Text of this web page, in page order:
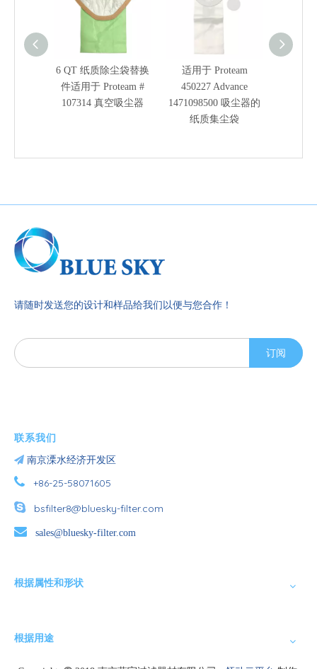
6 QT 纸质除尘袋替换
件适用于 Proteam #
107314 真空吸尘器
适用于 Proteam
450227 Advance
1471098500 吸尘器的
纸质集尘袋
请随时发送您的设计和样品给我们以便与您合作！
订阅
联系我们
 南京溧水经济开发区
 +86-25-58071605

bsfilter8@bluesky-filter.com

sales@bluesky-filter.com
根据属性和形状
根据用途